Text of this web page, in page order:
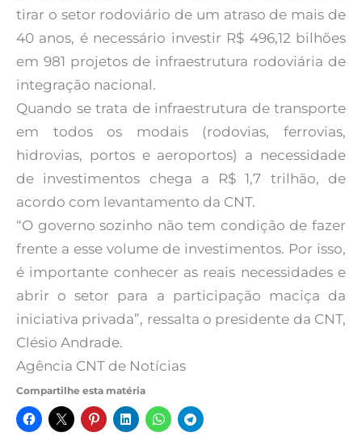
tirar o setor rodoviário de um atraso de mais de
40 anos, é necessário investir R$ 496,12 bilhões
em 981 projetos de infraestrutura rodoviária de
integração nacional.
Quando se trata de infraestrutura de transporte
em todos os modais (rodovias, ferrovias,
hidrovias, portos e aeroportos) a necessidade
de investimentos chega a R$ 1,7 trilhão, de
acordo com levantamento da CNT.
“O governo sozinho não tem condição de fazer
frente a esse volume de investimentos. Por isso,
é importante conhecer as reais necessidades e
abrir o setor para a participação maciça da
iniciativa privada”, ressalta o presidente da CNT,
Clésio Andrade.
Agência CNT de Notícias
Compartilhe esta matéria